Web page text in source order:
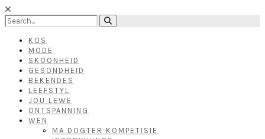
KOS
MODE
SKOONHEID
GESONDHEID
BEKENDES
LEEFSTYL
JOU LEWE
ONTSPANNING
WEN
MA DOGTER KOMPETISIE